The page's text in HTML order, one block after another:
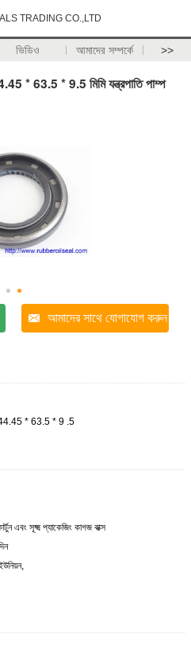
TRADING CO.,LTD
ভিডিও আমাদের সম্পর্কে >>
* 63.5 * 9.5 মিমি যন্ত্রপাতি পাম্প
আমাদের সাথে যোগাযোগ করুন
* 63.5 * 9 .5
এবং সূক্ষ্ম প্যাকেজিং কাগজ বাক্স